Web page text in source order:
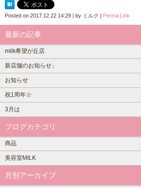
Posted on 2017.12.22 14:29 | by ミルク | Perma Link
最新の記事
milk希望が丘店
新店舗のお知らせ」
お知らせ
祝1周年☆
3月は
ブログカテゴリ
商品
美容室MILK
月別アーカイブ